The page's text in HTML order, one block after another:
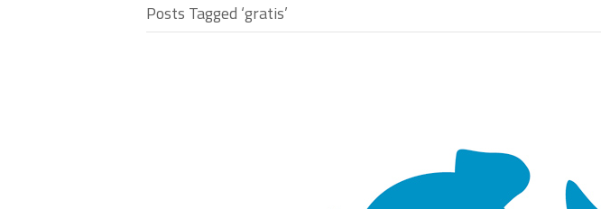
Posts Tagged ‘gratis’